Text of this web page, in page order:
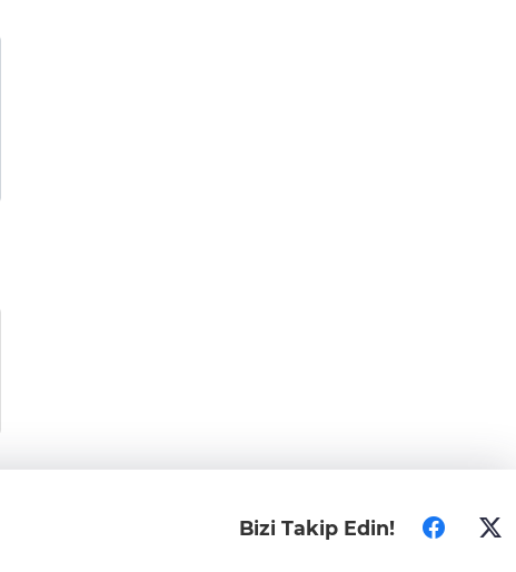
Bizi Takip Edin!